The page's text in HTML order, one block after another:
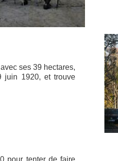
ses 39 hectares,
juin 1920, et trouve